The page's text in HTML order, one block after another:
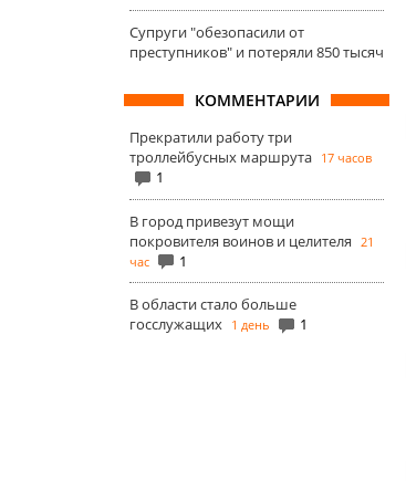
Супруги "обезопасили от
преступников" и потеряли 850 тысяч
КОММЕНТАРИИ
Прекратили работу три
троллейбусных маршрута 17 часов
1
В город привезут мощи
покровителя воинов и целителя
21
час
1
В области стало больше
госслужащих 1 день 1